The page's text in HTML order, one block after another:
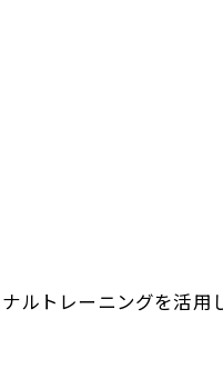
トレーニングを活用